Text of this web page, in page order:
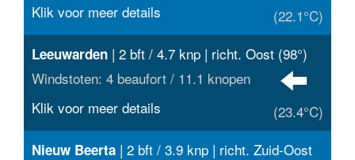
(22.1°C)
Klik voor meer details
Leeuwarden | 2 bft / 4.7 knp | richt. Oost (98°)
Windstoten: 4 beaufort / 11.1 knopen
(23.4°C)
Klik voor meer details
Nieuw Beerta | 2 bft / 3.9 knp | richt. Zuid-Oost